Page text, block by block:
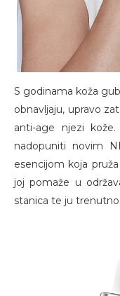
S godinama koža
obnavljaju, upravo
anti-age njezi
nadopuniti novim
esencijom koja
joj pomaže u
stanica te ju